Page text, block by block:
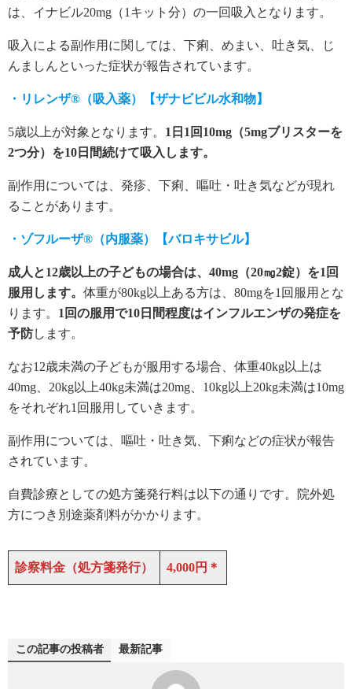
は、イナビル20mg（1キット分）の一回吸入となります。
吸入による副作用に関しては、下痢、めまい、吐き気、じ
んましんといった症状が報告されています。
・リレンザ®（吸入薬）【ザナビビル水和物】
5歳以上が対象となります。 1日1回10mg（5mgブリスターを
2つ分）を10日間続けて吸入します。
副作用については、発疹、下痢、嘔吐・吐き気などが現れ
ることがあります。
・ゾフルーザ®（内服薬）【バロキサビル】
成人と12歳以上の子どもの場合は、40mg（20㎎2錠）を1回
服用します。 体重が80kg以上ある方は、80mgを1回服用とな
ります。 1回の服用で10日間程度はインフルエンザの発症を
予防します。
なお12歳未満の子どもが服用する場合、体重40kg以上は
40mg、20kg以上40kg未満は20mg、10kg以上20kg未満は10mg
をそれぞれ1回服用していきます。
副作用については、嘔吐・吐き気、下痢などの症状が報告
されています。
自費診療としての処方箋発行料は以下の通りです。院外処
方につき別途薬剤料がかかります。
診察料金（処方箋発行） 4,000円＊
この記事の投稿者 最新記事